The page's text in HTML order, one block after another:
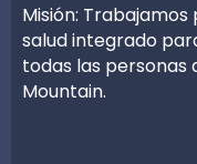
Misión:
salud integrado
todas las personas
Mountain.